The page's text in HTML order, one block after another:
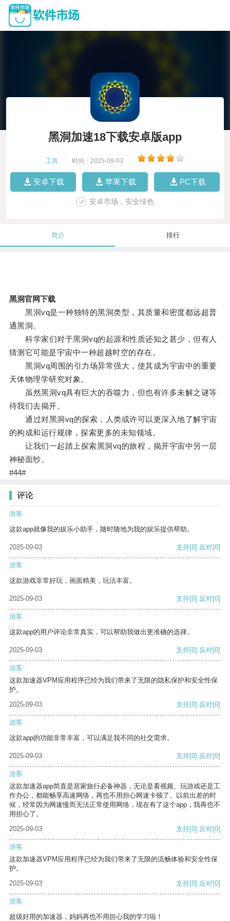
黑洞加速18下载安卓版app
工具 时间：2025-09-03
安卓下载 苹果下载 PC下载
安卓市场，安全绿色
简介 排行
黑洞官网下载
黑洞vq是一种独特的黑洞类型，其质量和密度都远超普
通黑洞。
科学家们对于黑洞vq的起源和性质还知之甚少，但有人
猜测它可能是宇宙中一种超越时空的存在。
黑洞vq周围的引力场异常强大，使其成为宇宙中的重要
天体物理学研究对象。
虽然黑洞vq具有巨大的吞噬力，但也有许多未解之谜等
待我们去揭开。
通过对黑洞vq的探索，人类或许可以更深入地了解宇宙
的构成和运行规律，探索更多的未知领域。
让我们一起踏上探索黑洞vq的旅程，揭开宇宙中另一层
神秘面纱。
#44#
评论
游客
这款app就像我的娱乐小助手，随时随地为我的娱乐提供帮助。
2025-09-03 支持[0] 反对[0]
游客
这款游戏非常好玩，画面精美，玩法丰富。
2025-09-03 支持[0] 反对[0]
游客
这款app的用户评论非常真实，可以帮助我做出更准确的选择。
2025-09-03 支持[0] 反对[0]
游客
这款加速器VPM应用程序已经为我们带来了无限的隐私保护和安全性保
护。
2025-09-03
支持[0] 反对[0]
游客
这款app的功能非常丰富，可以满足我不同的社交需求。
2025-09-03 支持[0] 反对[0]
游客
这款加速器app简直是居家旅行必备神器，无论是看视频、玩游戏还是工
作办公，都能畅享高速网络，再也不用担心网速卡顿了。以前出差的时
候，经常因为网速慢而无法正常使用网络，现在有了这个app，我再也不
用担心了。
2025-09-03
支持[0] 反对[0]
游客
这款加速器VPM应用程序已经为我们带来了无限的流畅体验和安全性保
护。
2025-09-03
支持[0] 反对[0]
游客
超级好用的加速器，妈妈再也不用担心我的学习啦！